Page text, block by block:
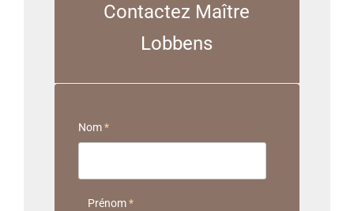
Contactez Maître
Lobbens
Nom*
Prénom*